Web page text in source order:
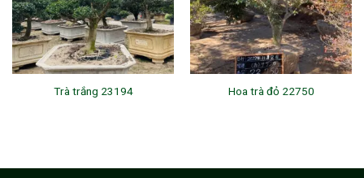
Trà trắng 23194 Hoa trà đỏ 22750